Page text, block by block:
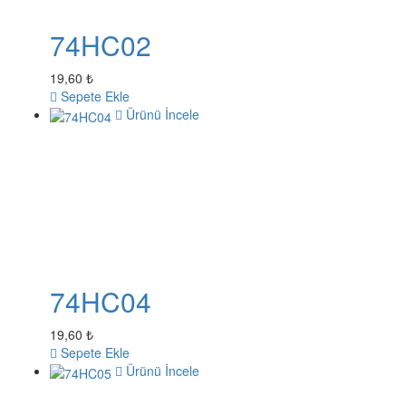
74HC02
19,60 ₺
Sepete Ekle
Ürünü İncele
74HC04
19,60 ₺
Sepete Ekle
Ürünü İncele